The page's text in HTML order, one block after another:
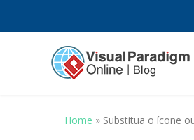
Home » Substitua o ícone